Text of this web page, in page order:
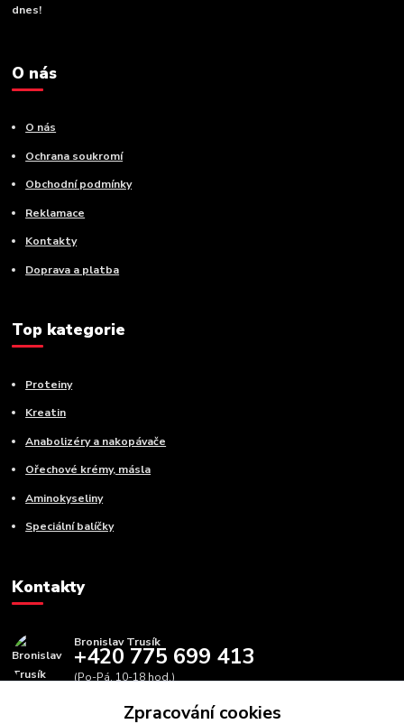
dnes!
O nás
O nás
Ochrana soukromí
Obchodní podmínky
Reklamace
Kontakty
Doprava a platba
Top kategorie
Proteiny
Kreatin
Anabolizéry a nakopávače
Ořechové krémy, másla
Aminokyseliny
Speciální balíčky
Kontakty
Bronislav Trusík
+420 775 699 413
(Po-Pá, 10-18 hod.)
info@bbfitness.czZpracování cookies